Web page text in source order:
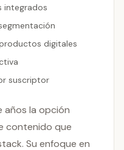
integrados
digitales
suscriptor
años la opción
contenido que
Su enfoque en